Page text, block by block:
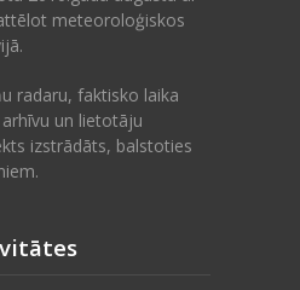
meteoroloģiskos
radaru, faktisko laika
un lietotāju
izstrādāts, balstoties